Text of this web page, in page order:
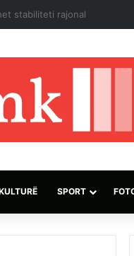
palestineze në
SPORT